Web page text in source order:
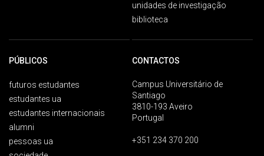
unidades de investigação
biblioteca
PÚBLICOS
futuros estudantes
estudantes ua
estudantes internacionais
alumni
pessoas ua
CONTACTOS
Campus Universitário de
Santiago
3810-193 Aveiro
Portugal
+351 234 370 200